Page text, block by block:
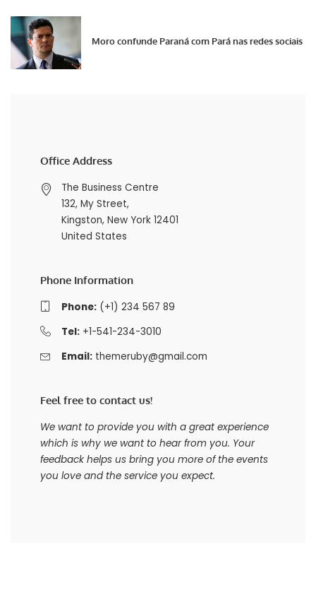
Moro confunde Paraná com Pará nas redes sociais
Office Address
The Business Centre
132, My Street,
Kingston, New York 12401
United States
Phone Information
Phone:(+1) 234 567 89
Tel:+1-541-234-3010
Email: themeruby@gmail.com
Feel free to contact us!
We want to provide you with a great experience
which is why we want to hear from you. Your
feedback helps us bring you more of the events
you love and the service you expect.